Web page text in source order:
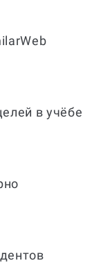
в учёбе